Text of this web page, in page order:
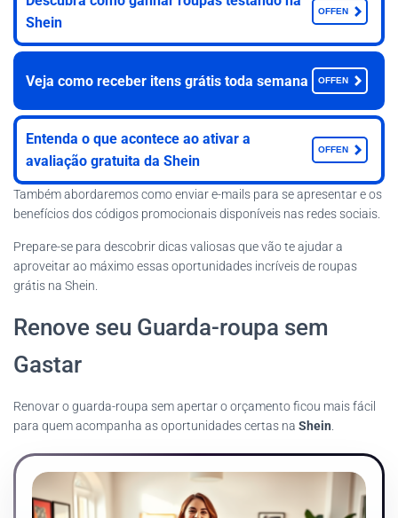
Shein
OFFEN
Veja como receber itens grátis toda semana OFFEN
Entenda o que acontece ao ativar a
avaliação gratuita da Shein
OFFEN
Também abordaremos como enviar e-mails para se apresentar e os
benefícios dos códigos promocionais disponíveis nas redes sociais.
Prepare-se para descobrir dicas valiosas que vão te ajudar a
aproveitar ao máximo essas oportunidades incríveis de roupas
grátis na Shein.
Renove seu Guarda-roupa sem
Gastar
Renovar o guarda-roupa sem apertar o orçamento ficou mais fácil
para quem acompanha as oportunidades certas na Shein